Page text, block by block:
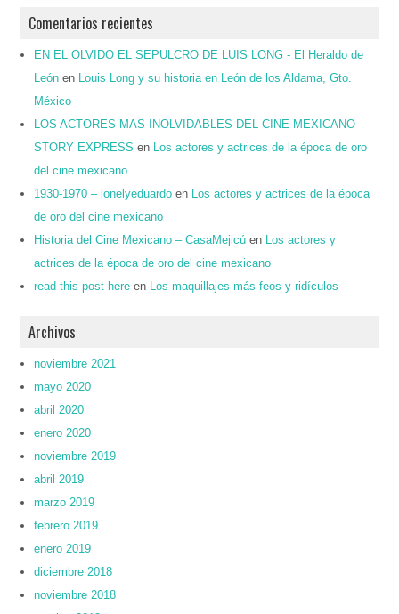
Comentarios recientes
EN EL OLVIDO EL SEPULCRO DE LUIS LONG - El Heraldo de
León en
Louis Long y su historia en León de los Aldama, Gto.
México
LOS ACTORES MAS INOLVIDABLES DEL CINE MEXICANO –
STORY EXPRESS en
Los actores y actrices de la época de oro
del cine mexicano
1930-1970 – lonelyeduardo en
Los actores y actrices de la época
de oro del cine mexicano
Historia del Cine Mexicano – CasaMejicú en
Los actores y
actrices de la época de oro del cine mexicano
read this post here en Los maquillajes más feos y ridículos
Archivos
noviembre 2021
mayo 2020
abril 2020
enero 2020
noviembre 2019
abril 2019
marzo 2019
febrero 2019
enero 2019
diciembre 2018
noviembre 2018